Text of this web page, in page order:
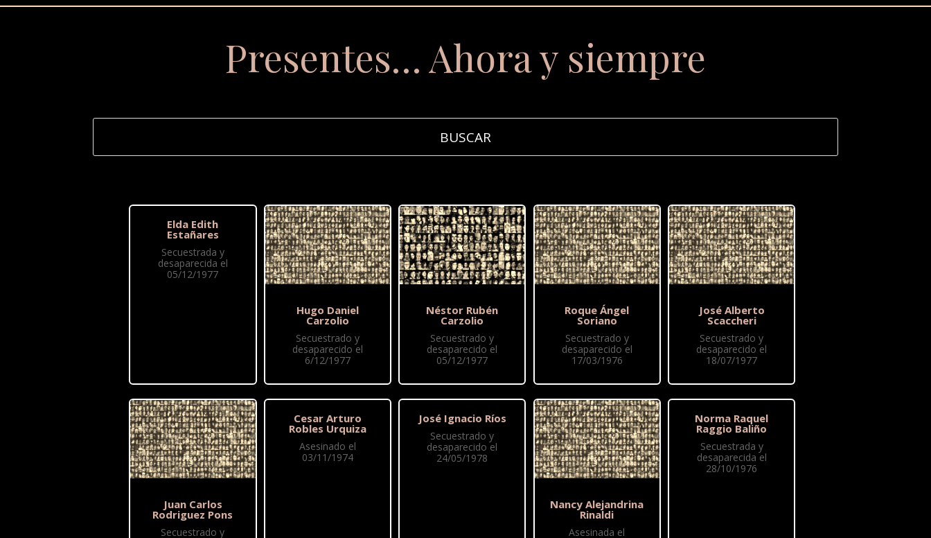
Presentes… Ahora y siempre
Elda Edith
Estañares
Secuestrada y
desaparecida el
05/12/1977
Juan Carlos
Rodriguez Pons
Secuestrado y
Hugo Daniel
Carzolio
Secuestrado y
desaparecido el
6/12/1977
Cesar Arturo
Robles Urquiza
Asesinado el
03/11/1974
Néstor Rubén
Carzolio
Secuestrado y
desaparecido el
05/12/1977
José Ignacio Ríos
Secuestrado y
desaparecido el
24/05/1978
Roque Ángel
Soriano
Secuestrado y
desaparecido el
17/03/1976
Nancy Alejandrina
Rinaldi
Asesinada el
José Alberto
Scaccheri
Secuestrado y
desaparecido el
18/07/1977
Norma Raquel
Raggio Baliño
Secuestrada y
desaparecida el
28/10/1976